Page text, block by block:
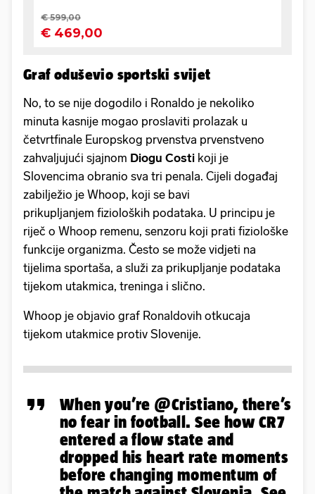
Graf oduševio sportski svijet
No, to se nije dogodilo i Ronaldo je nekoliko
minuta kasnije mogao proslaviti prolazak u
četvrtfinale Europskog prvenstva prvenstveno
zahvaljujući sjajnom Diogu Costi koji je
Slovencima obranio sva tri penala. Cijeli događaj
zabilježio je Whoop, koji se bavi
prikupljanjem fizioloških podataka. U principu je
riječ o Whoop remenu, senzoru koji prati fiziološke
funkcije organizma. Često se može vidjeti na
tijelima sportaša, a služi za prikupljanje podataka
tijekom utakmica, treninga i slično.
Whoop je objavio graf Ronaldovih otkucaja
tijekom utakmice protiv Slovenije.
When you’re @Cristiano, there’s
no fear in football. See how CR7
entered a flow state and
dropped his heart rate moments
before changing momentum of